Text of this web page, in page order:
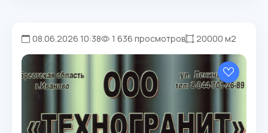
08.06.2026 10:38 1 636 просмотров 20000 м2